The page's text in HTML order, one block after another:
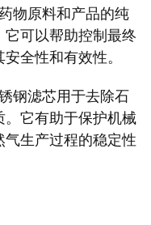
物原料和产品的纯
可以帮助控制最终
全性和有效性。
钢滤芯用于去除石
它有助于保护机械
生产过程的稳定性